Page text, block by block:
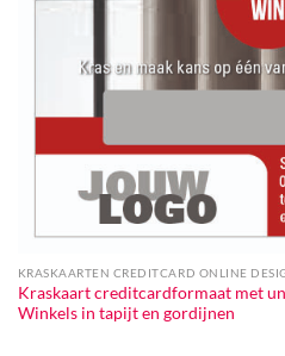
KRASKAARTEN CREDITCARD ONLINE
Kraskaart creditcardformaat met
Winkels in tapijt en gordijnen